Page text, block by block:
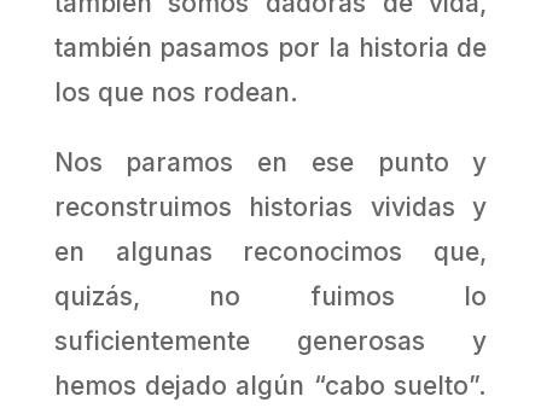
también pasamos por la historia de
los que nos rodean.
Nos paramos en ese punto y
reconstruimos historias vividas y
en algunas reconocimos que,
quizás, no fuimos lo
suficientemente generosas y
hemos dejado algún “cabo suelto”.